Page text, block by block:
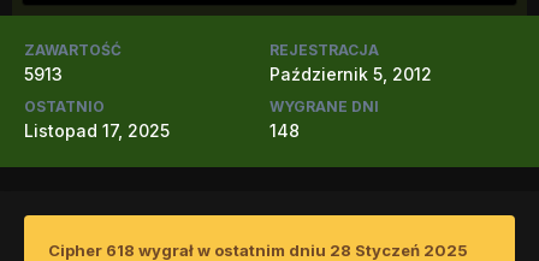
ZAWARTOŚĆ
5913
REJESTRACJA
Październik 5, 2012
OSTATNIO
Listopad 17, 2025
WYGRANE DNI
148
Cipher 618 wygrał w ostatnim dniu 28 Styczeń 2025